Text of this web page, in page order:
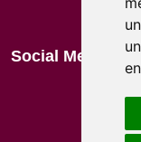
Social Media
Wir